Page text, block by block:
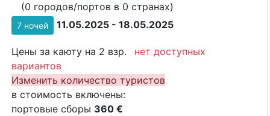
(0 городов/портов в 0 странах)
7 ночей 11.05.2025 - 18.05.2025
Цены за каюту на 2 взр.
нет доступных
вариантов
Изменить количество туристов
в стоимость включены:
портовые сборы 360 €